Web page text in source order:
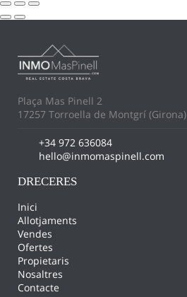
Plaça Mas Pinell 2
17257 Torroella de Montgrí (Girona)
+34 972 636084
hello@inmomaspinell.com
DRECERES
Inici
Allotjaments
Vendes
Ofertes
Propietaris
Nosaltres
Contacte